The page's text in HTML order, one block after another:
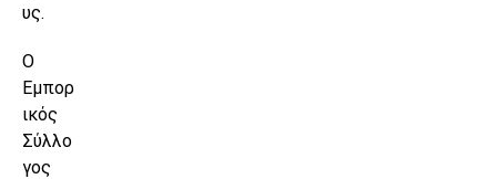
υς.
Ο
Εμπορ
ικός
Σύλλο
γος